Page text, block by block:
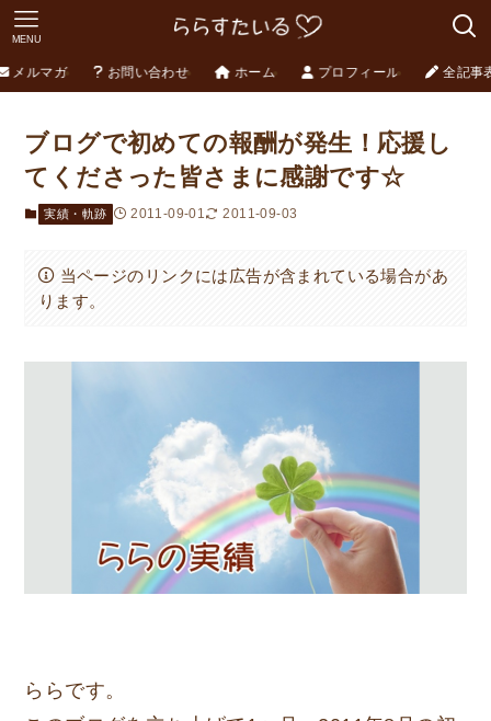
MENU
メルマガ お問い合わせ ホーム プロフィール 全記事
ブログで初めての報酬が発生！応援し
てくださった皆さまに感謝です☆
実績・軌跡 2011-09-01 2011-09-03
当ページのリンクには広告が含まれている場合があ
ります。
ららです。